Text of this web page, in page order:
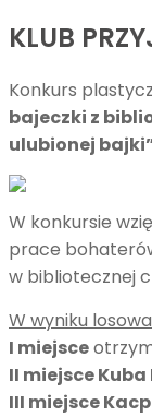
KLUB
Konkurs
bajeczki z
ulubionej
W konkursie
prace
w bibliotecznej
W wyniku
I miejsce
II miejsce
III miejsce